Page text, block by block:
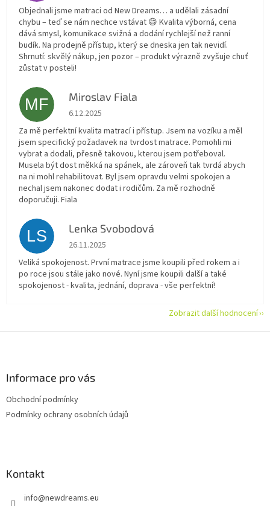
Objednali jsme matraci od New Dreams… a udělali zásadní
chybu – teď se nám nechce vstávat 😄 Kvalita výborná, cena
dává smysl, komunikace svižná a dodání rychlejší než ranní
budík. Na prodejně přístup, který se dneska jen tak nevidí.
Shrnutí: skvělý nákup, jen pozor – produkt výrazně zvyšuje chuť
zůstat v posteli!
MF Miroslav Fiala
Hodnocení obchodu je 5 z 5 hvězdiček.
6.12.2025
Za mě perfektní kvalita matrací i přístup. Jsem na vozíku a měl
jsem specifický požadavek na tvrdost matrace. Pomohli mi
vybrat a dodali, přesně takovou, kterou jsem potřeboval.
Musela být dost měkká na spánek, ale zároveň tak tvrdá abych
na ni mohl rehabilitovat. Byl jsem opravdu velmi spokojen a
nechal jsem nakonec dodat i rodičům. Za mě rozhodně
doporučuji. Fiala
LS Lenka Svobodová
Hodnocení obchodu je 5 z 5 hvězdiček.
26.11.2025
Veliká spokojenost. První matrace jsme koupili před rokem a i
po roce jsou stále jako nové. Nyní jsme koupili další a také
spokojenost - kvalita, jednání, doprava - vše perfektní!
Zobrazit další hodnocení
Informace pro vás
Obchodní podmínky
Podmínky ochrany osobních údajů
Kontakt
info@newdreams.eu